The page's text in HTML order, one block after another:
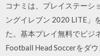
コナミは、プレイステーシ
ングイレブン 2020 LITE」
た。基本プレイ無料でビジ
Football Head Soccerをダ